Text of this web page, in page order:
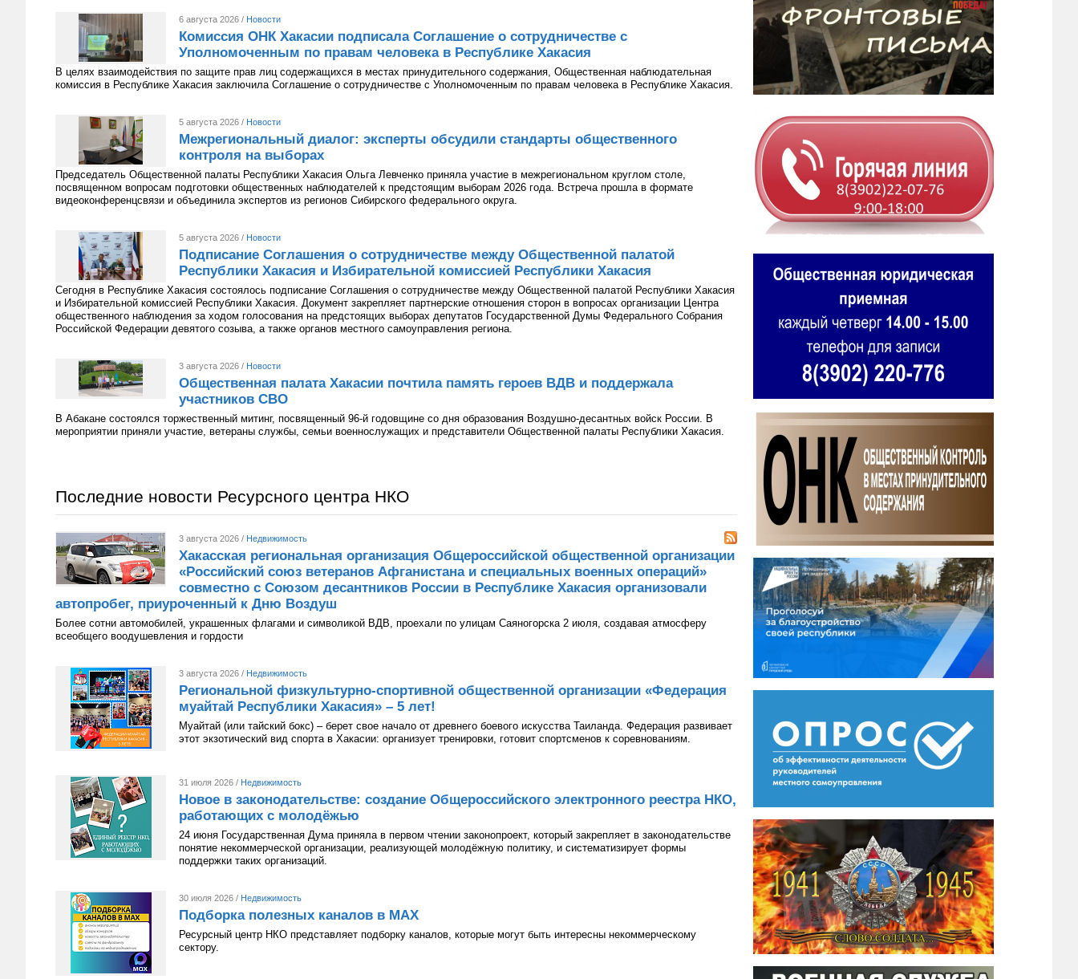
6 августа 2026 / Новости
Комиссия ОНК Хакасии подписала Соглашение о сотрудничестве с
Уполномоченным по правам человека в Республике Хакасия
В целях взаимодействия по защите прав лиц содержащихся в местах принудительного содержания, Общественная наблюдательная
комиссия в Республике Хакасия заключила Соглашение о сотрудничестве с Уполномоченным по правам человека в Республике Хакасия.
5 августа 2026 / Новости
Межрегиональный диалог: эксперты обсудили стандарты общественного
контроля на выборах
Председатель Общественной палаты Республики Хакасия Ольга Левченко приняла участие в межрегиональном круглом столе,
посвященном вопросам подготовки общественных наблюдателей к предстоящим выборам 2026 года. Встреча прошла в формате
видеоконференцсвязи и объединила экспертов из регионов Сибирского федерального округа.
5 августа 2026 / Новости
Подписание Соглашения о сотрудничестве между Общественной палатой
Республики Хакасия и Избирательной комиссией Республики Хакасия
Сегодня в Республике Хакасия состоялось подписание Соглашения о сотрудничестве между Общественной палатой Республики Хакасия
и Избирательной комиссией Республики Хакасия. Документ закрепляет партнерские отношения сторон в вопросах организации Центра
общественного наблюдения за ходом голосования на предстоящих выборах депутатов Государственной Думы Федерального Собрания
Российской Федерации девятого созыва, а также органов местного самоуправления региона.
3 августа 2026 / Новости
Общественная палата Хакасии почтила память героев ВДВ и поддержала
участников СВО
В Абакане состоялся торжественный митинг, посвященный 96-й годовщине со дня образования Воздушно-десантных войск России. В
мероприятии приняли участие, ветераны службы, семьи военнослужащих и представители Общественной палаты Республики Хакасия.
Последние новости Ресурсного центра НКО
3 августа 2026 / Недвижимость
Хакасская региональная организация Общероссийской общественной организации
«Российский союз ветеранов Афганистана и специальных военных операций»
совместно с Союзом десантников России в Республике Хакасия организовали
автопробег, приуроченный к Дню Воздуш
Более сотни автомобилей, украшенных флагами и символикой ВДВ, проехали по улицам Саяногорска 2 июля, создавая атмосферу
всеобщего воодушевления и гордости
3 августа 2026 / Недвижимость
Региональной физкультурно-спортивной общественной организации «Федерация
муайтай Республики Хакасия» – 5 лет!
Муайтай (или тайский бокс) – берет свое начало от древнего боевого искусства Таиланда. Федерация развивает
этот экзотический вид спорта в Хакасии: организует тренировки, готовит спортсменов к соревнованиям.
31 июля 2026 / Недвижимость
Новое в законодательстве: создание Общероссийского электронного реестра НКО,
работающих с молодёжью
24 июня Государственная Дума приняла в первом чтении законопроект, который закрепляет в законодательстве
понятие некоммерческой организации, реализующей молодёжную политику, и систематизирует формы
поддержки таких организаций.
30 июля 2026 / Недвижимость
Подборка полезных каналов в МАХ
Ресурсный центр НКО представляет подборку каналов, которые могут быть интересны некоммерческому
сектору.